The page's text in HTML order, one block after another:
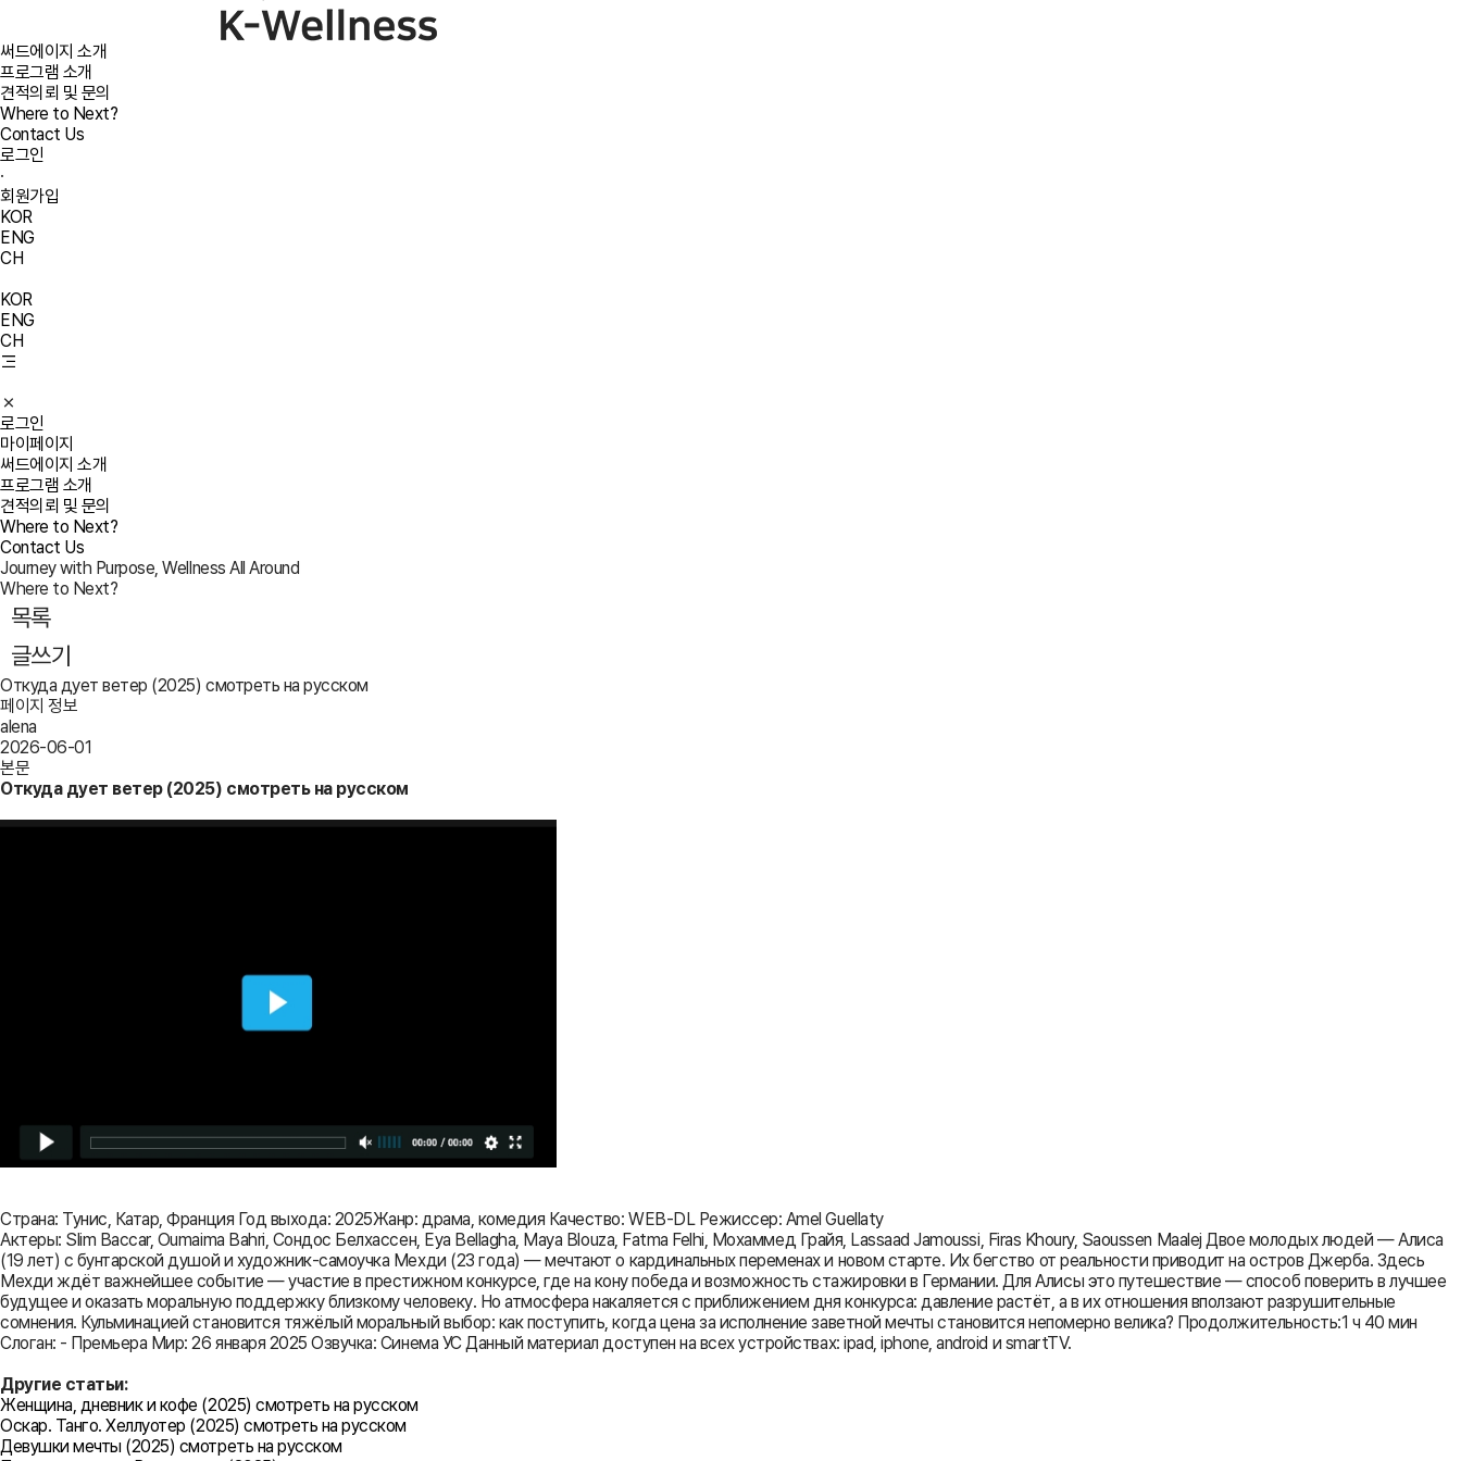
써드에이지 소개
프로그램 소개
견적의뢰 및 문의
Where to Next?
Contact Us
로그인
·
회원가입
KOR
ENG
CH
KOR
ENG
CH
로그인
마이페이지
써드에이지 소개
프로그램 소개
견적의뢰 및 문의
Where to Next?
Contact Us
Journey with Purpose, Wellness All Around
Where to Next?
목록
글쓰기
Откуда дует ветер (2025) смотреть на русском
페이지 정보
alena
2026-06-01
본문
Откуда дует ветер (2025) смотреть на русском
Страна: Тунис, Катар, Франция Год выхода: 2025Жанр: драма, комедия Качество: WEB-DL Режиссер: Amel Guellaty
Актеры: Slim Baccar, Oumaima Bahri, Сондос Белхассен, Eya Bellagha, Maya Blouza, Fatma Felhi, Мохаммед Грайя, Lassaad Jamoussi, Firas Khoury, Saoussen Maalej Двое молодых людей — Алиса
(19 лет) с бунтарской душой и художник-самоучка Мехди (23 года) — мечтают о кардинальных переменах и новом старте. Их бегство от реальности приводит на остров Джерба. Здесь
Мехди ждёт важнейшее событие — участие в престижном конкурсе, где на кону победа и возможность стажировки в Германии. Для Алисы это путешествие — способ поверить в лучшее
будущее и оказать моральную поддержку близкому человеку. Но атмосфера накаляется с приближением дня конкурса: давление растёт, а в их отношения вползают разрушительные
сомнения. Кульминацией становится тяжёлый моральный выбор: как поступить, когда цена за исполнение заветной мечты становится непомерно велика? Продолжительность:1 ч 40 мин
Слоган: - Премьера Мир: 26 января 2025 Озвучка: Синема УС Данный материал доступен на всех устройствах: ipad, iphone, android и smartTV.
Другие статьи:
Женщина, дневник и кофе (2025) смотреть на русском
Оскар. Танго. Хеллуотер (2025) смотреть на русском
Девушки мечты (2025) смотреть на русском